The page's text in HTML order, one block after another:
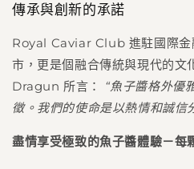
傳承與創新的承諾
Royal Caviar Club 進駐國際金
市，更是個融合傳統與現代的
Dragun 所言：
“魚子醬格外優
徵。我們的使命是以熱情和誠信
盡情享受極致的魚子醬體驗－每